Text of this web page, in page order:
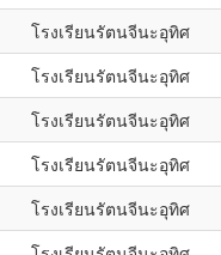
โรงเรียนรัตนจีนะอุทิศ
โรงเรียนรัตนจีนะอุทิศ
โรงเรียนรัตนจีนะอุทิศ
โรงเรียนรัตนจีนะอุทิศ
โรงเรียนรัตนจีนะอุทิศ